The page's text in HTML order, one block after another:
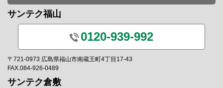
サンテク福山
0120-939-992
〒721-0973 広島県福山市南蔵王町4丁目17-43
FAX.084-926-0489
サンテク倉敷